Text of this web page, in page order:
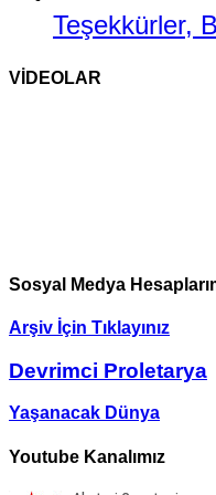
Teşekkürler,
Sosyalizme
Devrimin
Ekonomizm
Paris
VİDEOLAR
Sosyal Medya
Arşiv İçin Tıklayınız
Devrimci Proletarya
Yaşanacak Dünya
Youtube Kanalımız